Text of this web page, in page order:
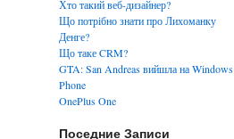
Хто такий веб-дизайнер?
Що потрібно знати про Лихоманку
Денге?
Що таке CRM?
GTA: San Andreas вийшла на Windows
Phone
OnePlus One
Поседние Записи